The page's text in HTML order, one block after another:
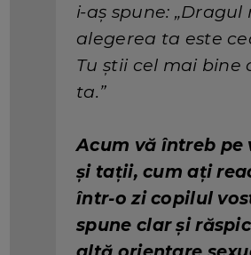
i-aș spune: „Dragul
alegerea ta este
Tu știi cel mai bine
ta.”
Acum vă întreb pe
și tații, cum ați
într-o zi copilul
spune clar și